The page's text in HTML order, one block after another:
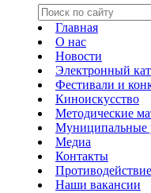
Главная
О нас
Новости
Электронный
Фестивали и
Киноискусство
Методические
Муниципальные
Медиа
Контакты
Наши вакансии